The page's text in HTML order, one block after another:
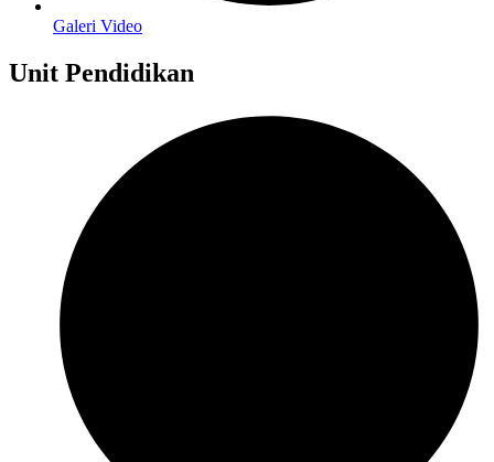
Galeri Video
Unit Pendidikan